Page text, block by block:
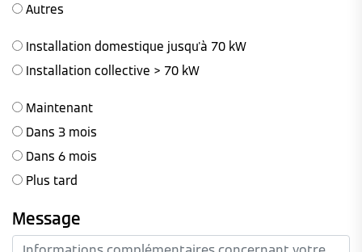
Autres
Installation domestique jusqu'à 70 kW
Installation collective > 70 kW
Maintenant
Dans 3 mois
Dans 6 mois
Plus tard
Message